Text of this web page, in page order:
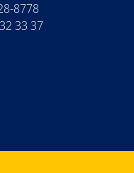
8778
33 37